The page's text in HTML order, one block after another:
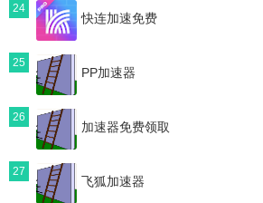
24
快连加速免费
25
PP加速器
26
加速器免费领取
27
飞狐加速器